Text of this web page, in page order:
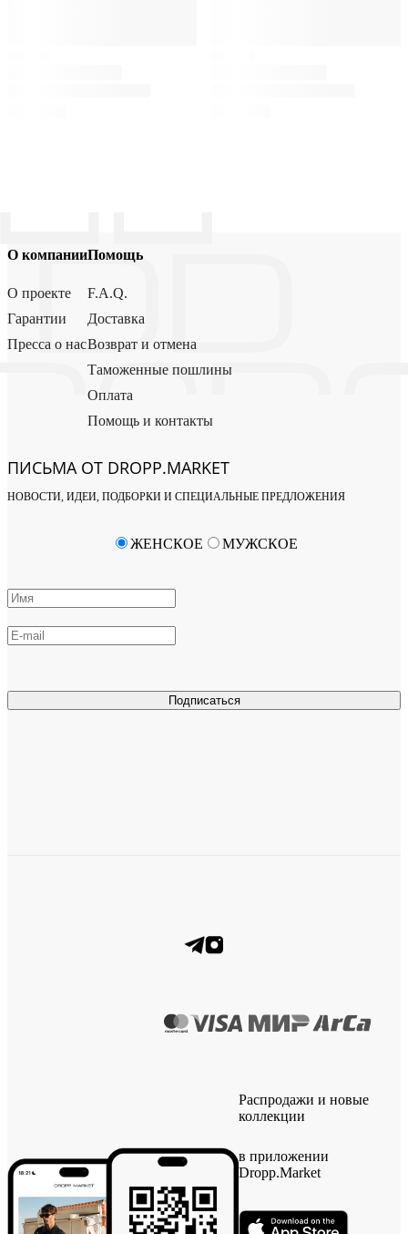
О компании
О проекте
Гарантии
Пресса о нас
Помощь
F.A.Q.
Доставка
Возврат и отмена
Таможенные пошлины
Оплата
Помощь и контакты
ПИСЬМА ОТ DROPP.MARKET
НОВОСТИ, ИДЕИ, ПОДБОРКИ И СПЕЦИАЛЬНЫЕ ПРЕДЛОЖЕНИЯ
Подписаться
ЖЕНСКОЕ МУЖСКОЕ
Распродажи и новые
коллекции
в приложении
Dropp.Market